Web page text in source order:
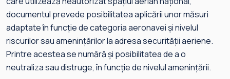
documentul prevede posibilitatea aplicării unor măsuri
adaptate în funcție de categoria aeronavei și nivelul
riscurilor sau amenințărilor la adresa securității aeriene.
Printre acestea se numără și posibilitatea de a o
neutraliza sau distruge, în funcție de nivelul amenințării.